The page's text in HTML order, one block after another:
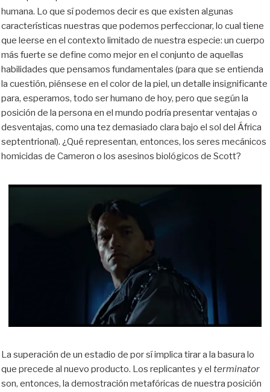
humana. Lo que sí podemos decir es que existen algunas
características nuestras que podemos perfeccionar, lo cual tiene
que leerse en el contexto limitado de nuestra especie: un cuerpo
más fuerte se define como mejor en el conjunto de aquellas
habilidades que pensamos fundamentales (para que se entienda
la cuestión, piénsese en el color de la piel, un detalle insignificante
para, esperamos, todo ser humano de hoy, pero que según la
posición de la persona en el mundo podría presentar ventajas o
desventajas, como una tez demasiado clara bajo el sol del África
septentrional). ¿Qué representan, entonces, los seres mecánicos
homicidas de Cameron o los asesinos biológicos de Scott?
La superación de un estadio de por sí implica tirar a la basura lo
que precede al nuevo producto. Los replicantes y el terminator
son, entonces, la demostración metafóricas de nuestra posición